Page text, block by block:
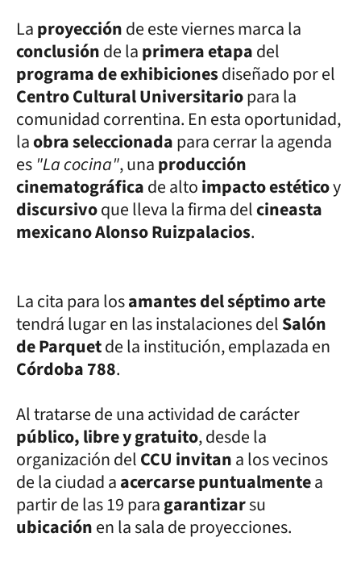
Laproyecciónde este viernes marca la
conclusiónde laprimera etapadel
programa de exhibicionesdiseñado por el
Centro Cultural Universitariopara la
comunidad correntina. En esta oportunidad,
laobra seleccionadapara cerrar la agenda
es "La cocina", unaproducción
cinematográficade altoimpacto estéticoy
discursivoque lleva la firma delcineasta
mexicano Alonso Ruizpalacios.
La cita para losamantes del séptimo arte
tendrá lugar en las instalaciones delSalón
de Parquetde la institución, emplazada en
Córdoba 788.
Al tratarse de una actividad de carácter
público, libre y gratuito, desde la
organización delCCU invitana los vecinos
de la ciudad aacercarse puntualmentea
partir de las 19 paragarantizarsu
ubicaciónen la sala de proyecciones.